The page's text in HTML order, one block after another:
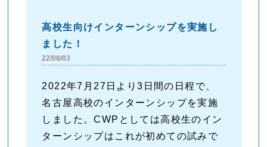
高校生向けインターンシップを実施し
ました！
22/08/03
2022年7月27日より3日間の日程で、
名古屋高校のインターンシップを実施
しました。CWPとしては高校生のイン
ターンシップはこれが初めての試みで